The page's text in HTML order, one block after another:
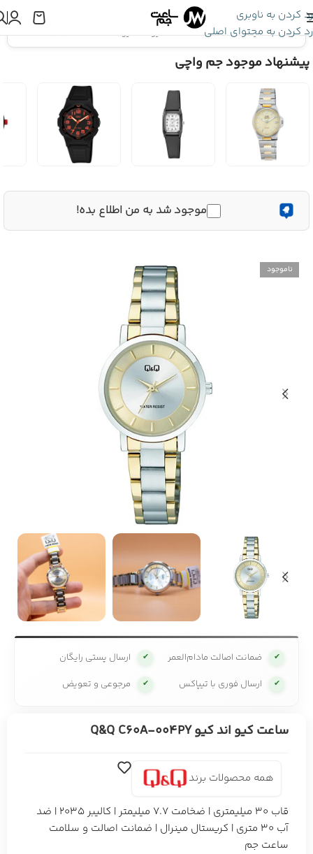
رد کردن به ناوبری
رد کردن به محتوای اصلی
اینجا هستید:ساعت Q&Q »ساعت کیو اند کیو Q&Q C60A-004PY
پیشنهاد موجود جم واچی
موجود شد به من اطلاع بده!
ناموجود
✔ ضمانت اصالت مادام‌العمر ✔ ارسال پستی رایگان
✔ ارسال فوری با تیپاکس ✔ مرجوعی و تعویض
ساعت کیو اند کیو Q&Q C60A-004PY
همه محصولات برند
قاب 30 میلیمتری | ضخامت 7.7 میلیمتر | کالیبر 2035 | ضد
آب 30 متری | کریستال مینرال | ضمانت اصالت و سلامت
ساعت جم